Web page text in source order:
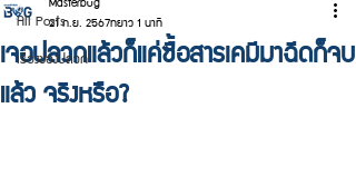
All Posts
เรื่องของปลวก
เจอปลวกแล้วก็แค่ซื้อสารเคมีมาฉีดก็จบ
แล้ว จริงหรือ?
21 ก.ย. 2567 ยาว 1 นาที